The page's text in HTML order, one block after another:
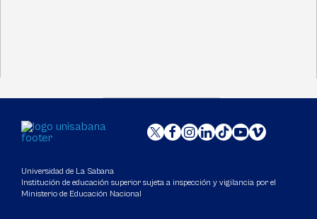
Universidad de La Sabana
Institución de educación superior sujeta a inspección y vigilancia por el
Ministerio de Educación Nacional